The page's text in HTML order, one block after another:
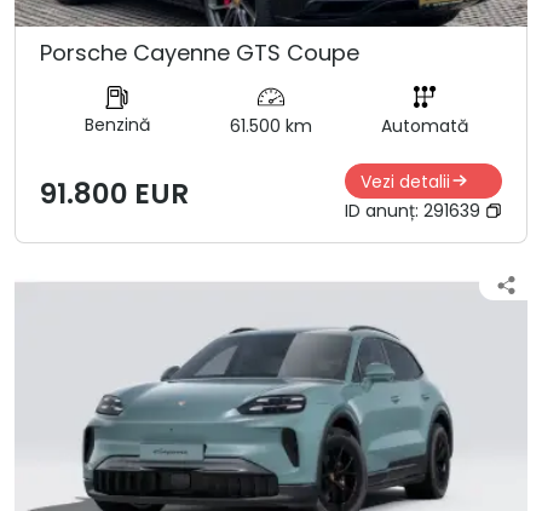
Porsche Cayenne GTS Coupe
Benzină 61.500 km Automată
91.800 EUR
Vezi detalii
ID anunț: 291639